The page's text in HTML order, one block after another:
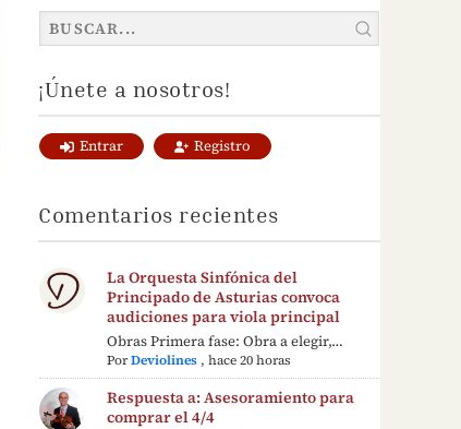
¡Únete a nosotros!
Entrar Registro
Comentarios recientes
La Orquesta Sinfónica del
Principado de Asturias convoca
audiciones para viola principal
Obras Primera fase: Obra a elegir,…
PorDeviolines ,hace 20 horas
Respuesta a: Asesoramiento para
comprar el 4/4